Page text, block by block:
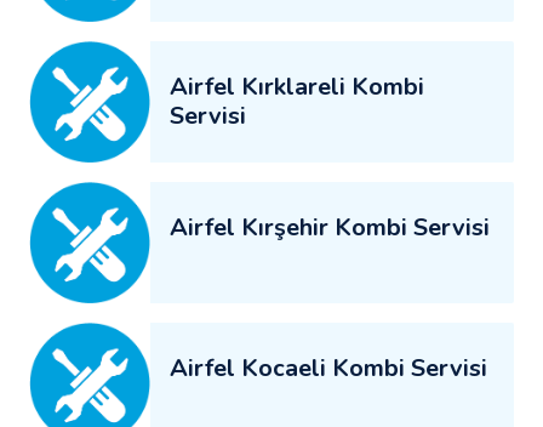
Airfel Kırklareli Kombi
Servisi
Airfel Kırşehir Kombi Servisi
Airfel Kocaeli Kombi Servisi